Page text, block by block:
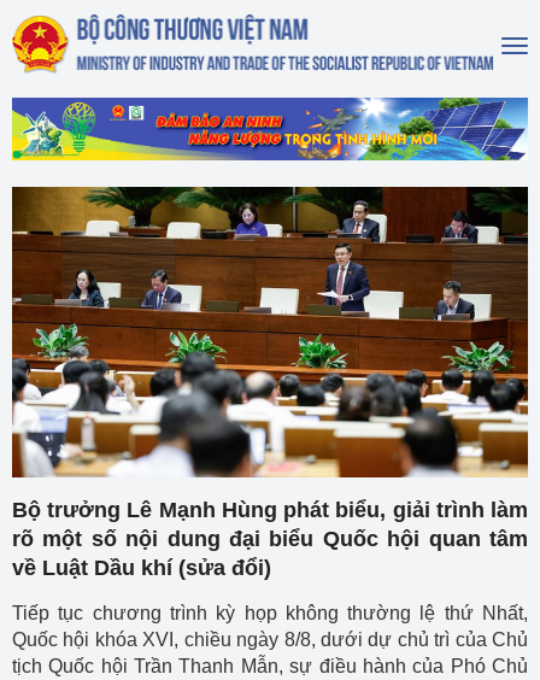
Bộ trưởng Lê Mạnh Hùng phát biểu, giải trình làm
rõ một số nội dung đại biểu Quốc hội quan tâm
về Luật Dầu khí (sửa đổi)
Tiếp tục chương trình kỳ họp không thường lệ thứ Nhất,
Quốc hội khóa XVI, chiều ngày 8/8, dưới dự chủ trì của Chủ
tịch Quốc hội Trần Thanh Mẫn, sự điều hành của Phó Chủ